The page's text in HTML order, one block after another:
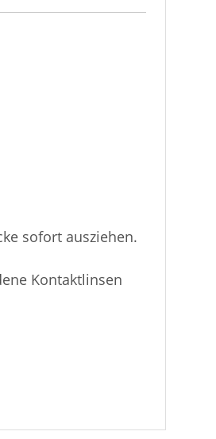
sofort ausziehen.
Kontaktlinsen